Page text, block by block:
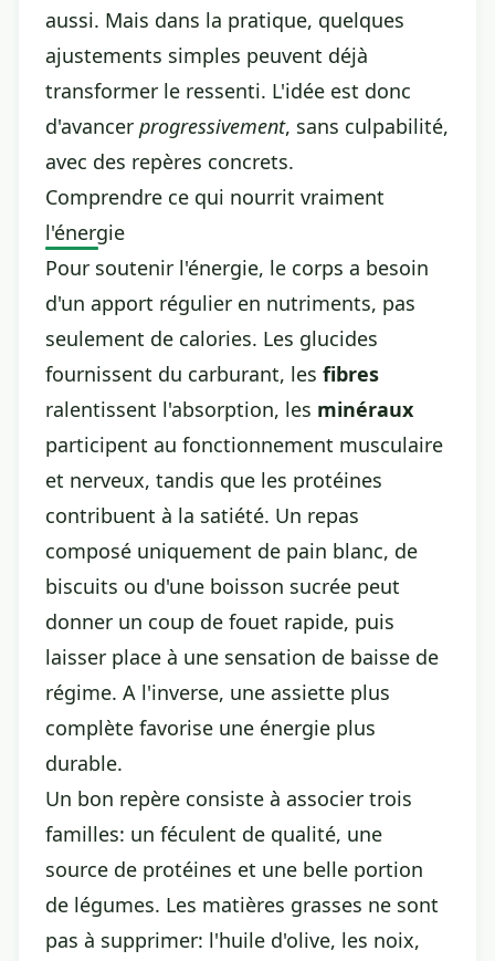
aussi. Mais dans la pratique, quelques
ajustements simples peuvent déjà
transformer le ressenti. L'idée est donc
d'avancer progressivement, sans culpabilité,
avec des repères concrets.
Comprendre ce qui nourrit vraiment
l'énergie
Pour soutenir l'énergie, le corps a besoin
d'un apport régulier en nutriments, pas
seulement de calories. Les glucides
fournissent du carburant, les fibres
ralentissent l'absorption, les minéraux
participent au fonctionnement musculaire
et nerveux, tandis que les protéines
contribuent à la satiété. Un repas
composé uniquement de pain blanc, de
biscuits ou d'une boisson sucrée peut
donner un coup de fouet rapide, puis
laisser place à une sensation de baisse de
régime. A l'inverse, une assiette plus
complète favorise une énergie plus
durable.
Un bon repère consiste à associer trois
familles: un féculent de qualité, une
source de protéines et une belle portion
de légumes. Les matières grasses ne sont
pas à supprimer: l'huile d'olive, les noix,